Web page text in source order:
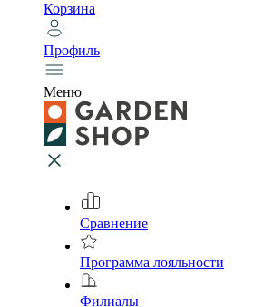
Корзина
Профиль
Меню
Сравнение
Программа лояльности
Филиалы